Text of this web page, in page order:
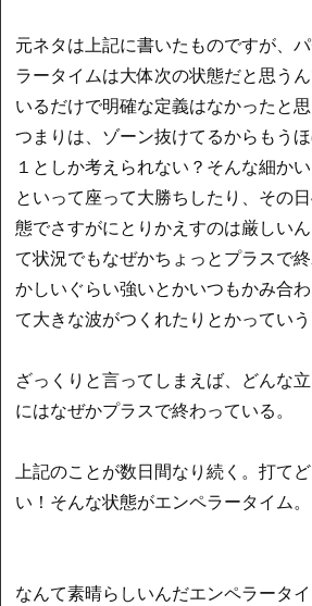
元ネタは上記に書いたものですが、
ラータイムは大体次の状態だと思う
いるだけで明確な定義はなかったと思
つまりは、ゾーン抜けてるからもう
１としか考えられない？そんな細か
といって座って大勝ちしたり、その
態でさすがにとりかえすのは厳しい
て状況でもなぜかちょっとプラスで
かしいぐらい強いとかいつもかみ合
て大きな波がつくれたりとかっていう
ざっくりと言ってしまえば、どんな
にはなぜかプラスで終わっている。
上記のことが数日間なり続く。打て
い！そんな状態がエンペラータイム。
なんて素晴らしいんだエンペラータイ